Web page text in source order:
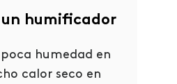
humificador
humedad en
calor seco en